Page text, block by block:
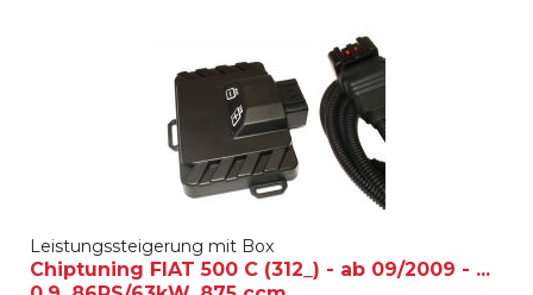
Leistungssteigerung mit Box
Chiptuning FIAT 500 C (312_) - ab 09/2009 - ...